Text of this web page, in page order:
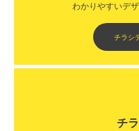
わかりやすいデ
チラシ
チ